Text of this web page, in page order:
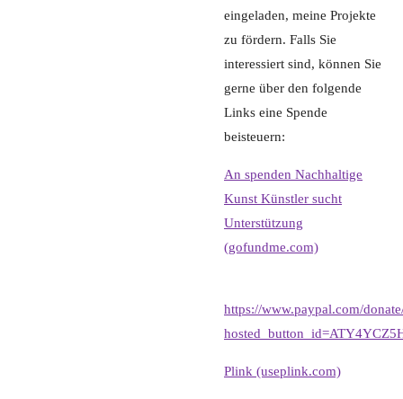
eingeladen, meine Projekte
zu fördern. Falls Sie
interessiert sind, können Sie
gerne über den folgende
Links eine Spende
beisteuern:
An spenden Nachhaltige
Kunst Künstler sucht
Unterstützung
(gofundme.com)
https://www.paypal.com/
Plink (useplink.com)